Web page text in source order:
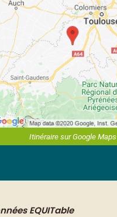
Itinéraire sur Google Maps
EQUITable